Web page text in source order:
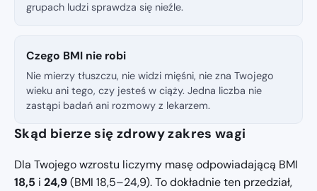
grupach ludzi sprawdza się nieźle.
Czego BMI nie robi
Nie mierzy tłuszczu, nie widzi mięśni, nie zna Twojego
wieku ani tego, czy jesteś w ciąży. Jedna liczba nie
zastąpi badań ani rozmowy z lekarzem.
Skąd bierze się zdrowy zakres wagi
Dla Twojego wzrostu liczymy masę odpowiadającą BMI
18,5 i 24,9(BMI 18,5–24,9). To dokładnie ten przedział,